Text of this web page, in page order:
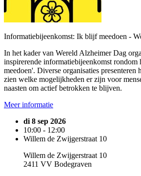
Informatiebijeenkomst: Ik blijf meedoen -
In het kader van Wereld Alzheimer Dag
inspirerende informatiebijeenkomst
meedoen'. Diverse organisaties presenteren
zien welke mogelijkheden er zijn voor
naasten om actief betrokken te blijven.
Meer informatie
di 8 sep 2026
10:00 - 12:00
Willem de Zwijgerstraat 10
Willem de Zwijgerstraat 10
2411 VV Bodegraven